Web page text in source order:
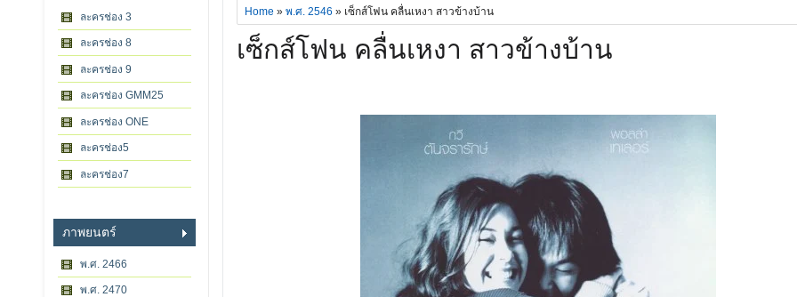
ละครช่อง 3
ละครช่อง 8
ละครช่อง 9
ละครช่อง GMM25
ละครช่อง ONE
ละครช่อง5
ละครช่อง7
ภาพยนตร์
พ.ศ. 2466
พ.ศ. 2470
Home » พ.ศ. 2546 » เซ็กส์โฟน คลื่นเหงา สาวข้างบ้าน
เซ็กส์โฟน คลื่นเหงา สาวข้างบ้าน